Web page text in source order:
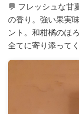
💬 フレッシュな甘
の香り。強い果実
ント。和柑橘のほ
全てに寄り添って